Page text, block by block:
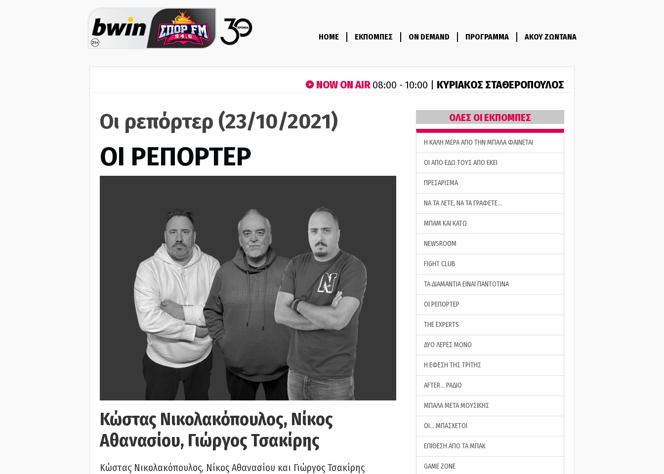
HOME ΕΚΠΟΜΠΕΣ ON DEMAND ΠΡΟΓΡΑΜΜΑ ΑΚΟΥ ΖΩΝΤΑΝΑ
NOW ON AIR08:00 - 10:00 | ΚΥΡΙΑΚΟΣ ΣΤΑΘΕΡΟΠΟΥΛΟΣ
Οι ρεπόρτερ (23/10/2021)
ΟΙ ΡΕΠΟΡΤΕΡ
Κώστας Νικολακόπουλος, Νίκος
Αθανασίου, Γιώργος Τσακίρης
Κώστας Νικολακόπουλος, Νίκος Αθανασίου και Γιώργος Τσακίρης
ΟΛΕΣ ΟΙ ΕΚΠΟΜΠΕΣ
H ΚΑΛΗ ΜΕΡΑ ΑΠΟ ΤΗΝ ΜΠΑΛΑ ΦΑΙΝΕΤΑΙ
ΟΙ ΑΠΟ ΕΔΩ ΤΟΥΣ ΑΠΟ ΕΚΕΙ
ΠΡΕΣΑΡΙΣΜΑ
ΝΑ ΤΑ ΛΕΤΕ, ΝΑ ΤΑ ΓΡΑΦΕΤΕ…
ΜΠΑΜ ΚΑΙ ΚΑΤΩ
NEWSROOM
FIGHT CLUB
ΤΑ ΔΙΑΜΑΝΤΙΑ ΕΙΝΑΙ ΠΑΝΤΟΤΙΝΑ
ΟΙ ΡΕΠΟΡΤΕΡ
THE EXPERTS
ΔΥΟ ΛΕΡΕΣ ΜΟΝΟ
Η ΕΦΕΣΗ ΤΗΣ ΤΡΙΤΗΣ
AFTER… ΡΑΔΙΟ
ΜΠΑΛΑ ΜΕΤΑ ΜΟΥΣΙΚΗΣ
ΟΙ… ΜΠΑΣΧΕΤΟΙ
ΕΠΙΘΕΣΗ ΑΠΟ ΤΑ ΜΠΑΚ
GAME ZONE